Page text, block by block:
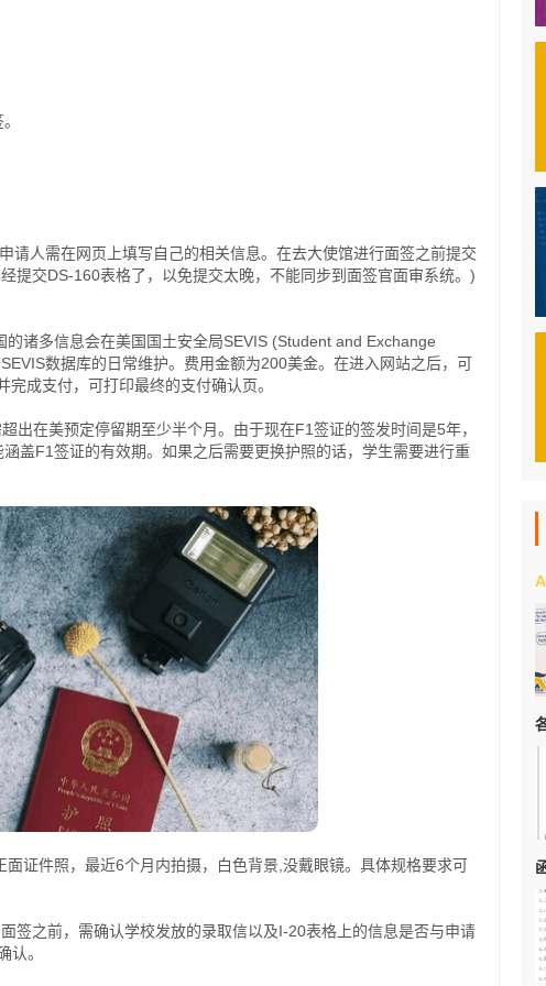
需在网页上填写自己的相关信息。在去大使馆进行面签之前提交
提交DS-160表格了，以免提交太晚，不能同步到面签官面审系统。)
多信息会在美国国土安全局SEVIS (Student and Exchange
数据库的日常维护。费用金额为200美金。在进入网站之后，可
成支付，可打印最终的支付确认页。
美预定停留期至少半个月。由于现在F1签证的签发时间是5年，
盖F1签证的有效期。如果之后需要更换护照的话，学生需要进行重
件照，最近6个月内拍摄，白色背景,没戴眼镜。具体规格要求可
前，需确认学校发放的录取信以及I-20表格上的信息是否与申请
认。